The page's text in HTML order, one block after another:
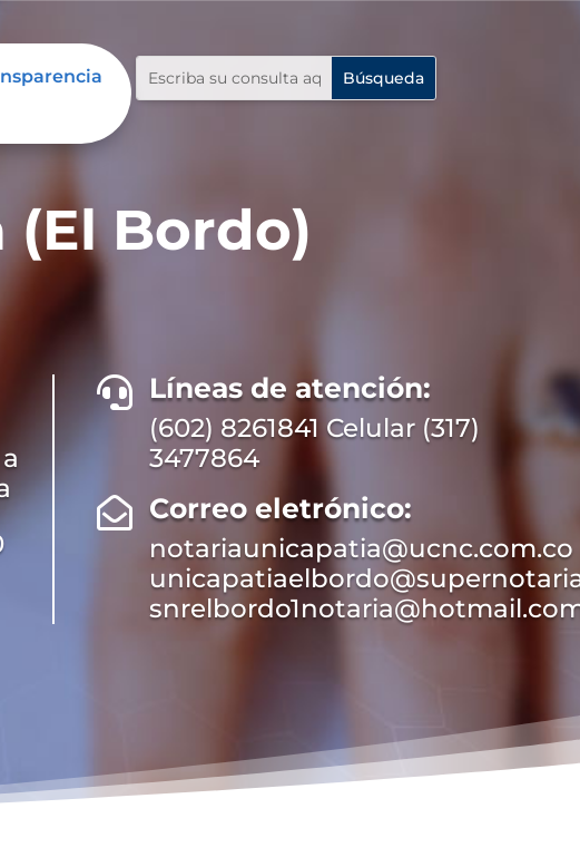
Bordo)
 Líneas de atención:
(602) 8261841 Celular (317)
3477864
 Correo eletrónico:
notariaunicapatia@ucnc.com.co